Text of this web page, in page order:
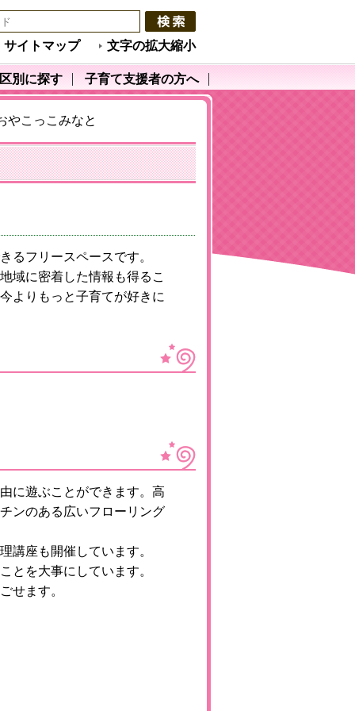
サイトマップ 文字の拡大縮小
区別に探す 子育て支援者の方へ
やこっこみなと
るフリースペースです。
域に密着した情報も得るこ
よりもっと子育てが好きに
に遊ぶことができます。高
ンのある広いフローリング
講座も開催しています。
とを大事にしています。
せます。